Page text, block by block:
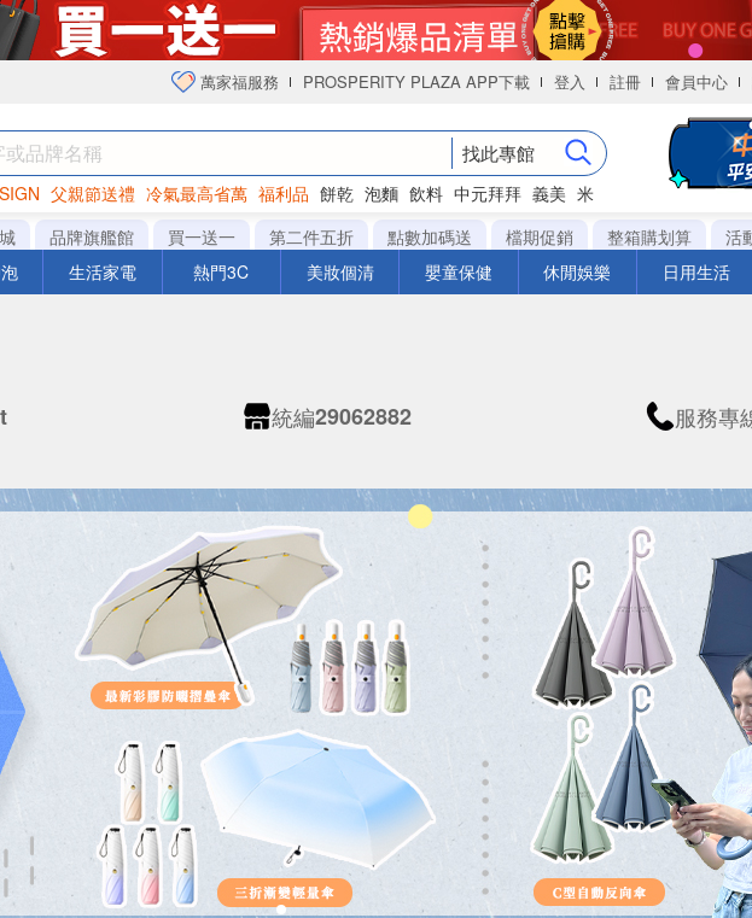
萬家福服務 PROSPERITY PLAZA APP下載 登入 註冊 會員中心
找此專館
父親節送禮 冷氣最高省萬 福利品 餅乾 泡麵 飲料 中元拜拜 義美 米
衛生紙
品牌旗艦館 買一送一 第二件五折 點數加碼送 檔期促銷 整箱購划算 活
生活家電 熱門3C 美妝個清 嬰童保健 休閒娛樂 日用生活
統編29062882 服務專